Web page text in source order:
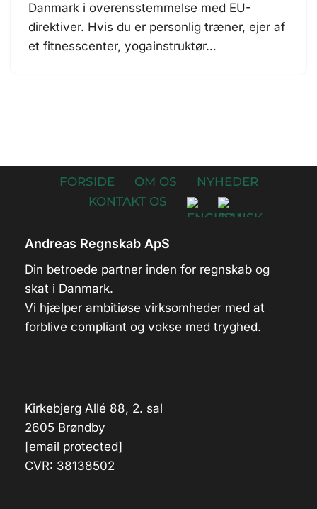
Danmark i overensstemmelse med EU-
direktiver. Hvis du er personlig træner, ejer af
et fitnesscenter, yogainstruktør…
FORSIDE OM OS
NYHEDER
KONTAKT OS
Andreas Regnskab ApS
Din betroede partner inden for regnskab og
skat i Danmark.
Vi hjælper ambitiøse virksomheder med at
forblive compliant og vokse med tryghed.
Kirkebjerg Allé 88, 2. sal
2605 Brøndby
[email protected]
CVR: 38138502